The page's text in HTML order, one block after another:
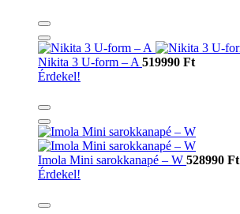
Nikita 3 U-form – A 519990 Ft
Érdekel!
Imola Mini sarokkanapé – W 528990 Ft
Érdekel!